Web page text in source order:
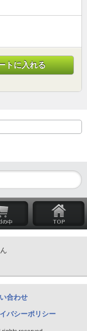
トに入れる
合わせ
バシーポリシー